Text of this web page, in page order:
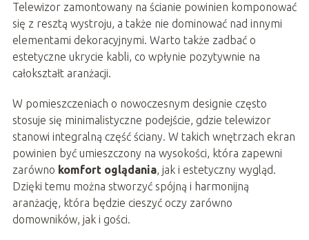
Telewizor zamontowany na ścianie powinien komponować
się z resztą wystroju, a także nie dominować nad innymi
elementami dekoracyjnymi. Warto także zadbać o
estetyczne ukrycie kabli, co wpłynie pozytywnie na
całokształt aranżacji.
W pomieszczeniach o nowoczesnym designie często
stosuje się minimalistyczne podejście, gdzie telewizor
stanowi integralną część ściany. W takich wnętrzach ekran
powinien być umieszczony na wysokości, która zapewni
zarówno komfort oglądania, jak i estetyczny wygląd.
Dzięki temu można stworzyć spójną i harmonijną
aranżację, która będzie cieszyć oczy zarówno
domowników, jak i gości.